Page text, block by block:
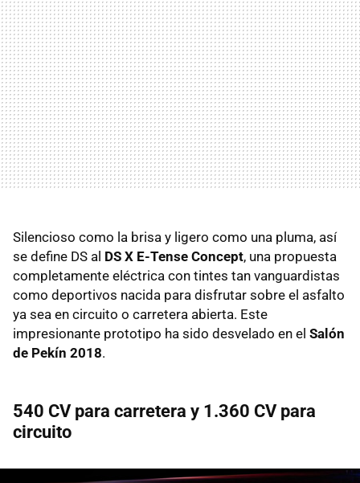
Silencioso como la brisa y ligero como una pluma, así
se define DS al DS X E-Tense Concept, una propuesta
completamente eléctrica con tintes tan vanguardistas
como deportivos nacida para disfrutar sobre el asfalto
ya sea en circuito o carretera abierta. Este
impresionante prototipo ha sido desvelado en el Salón
de Pekín 2018.
540 CV para carretera y 1.360 CV para
circuito